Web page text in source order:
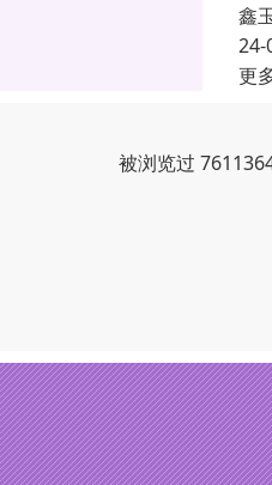
鑫
24-
更
被浏览过